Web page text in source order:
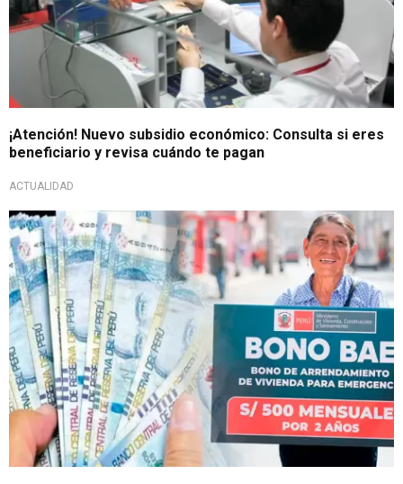
¡Atención! Nuevo subsidio económico: Consulta si eres
beneficiario y revisa cuándo te pagan
ACTUALIDAD
Subsidio económico